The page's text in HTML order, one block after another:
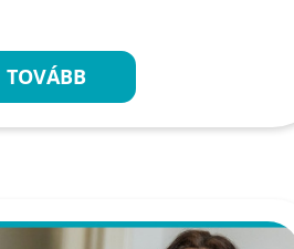
TOVÁBB